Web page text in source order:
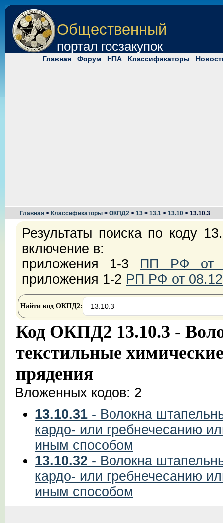
Общественный
портал госзакупок
Главная Форум НПА Классификаторы
Главная > Классификаторы > ОКПД2 > 13 > 13.1 > 13.10 > 13.10.3
Результаты поиска по коду
включение в:
приложения 1-3 ПП РФ от
приложения 1-2 РП РФ от
Найти код ОКПД2:
Код ОКПД2 13.10.3 -
текстильные
прядения
Вложенных кодов: 2
13.10.31 - Волокна
кардо- или гребнечесанию
иным способом
13.10.32 - Волокна
кардо- или гребнечесанию
иным способом